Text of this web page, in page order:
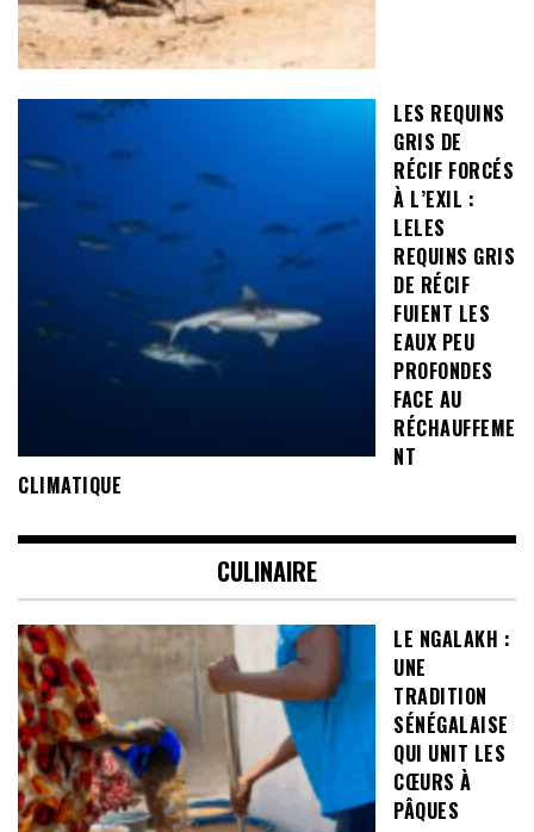
LES REQUINS
GRIS DE
RÉCIF FORCÉS
À L’EXIL :
LELES
REQUINS GRIS
DE RÉCIF
FUIENT LES
EAUX PEU
PROFONDES
FACE AU
RÉCHAUFFEME
NT
CLIMATIQUE
CULINAIRE
LE NGALAKH :
UNE
TRADITION
SÉNÉGALAISE
QUI UNIT LES
CŒURS À
PÂQUES